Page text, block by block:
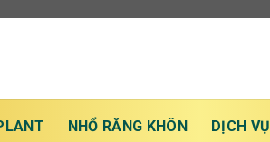
NHỔ RĂNG KHÔN DỊCH VỤ